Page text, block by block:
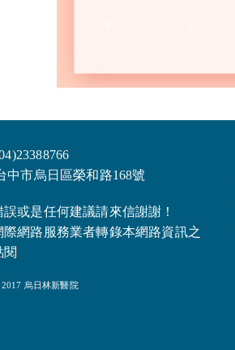
中市烏日區榮和路168號
或是任何建議請來信謝謝！
際網路服務業者轉錄本網路資訊之
閱
烏日林新醫院